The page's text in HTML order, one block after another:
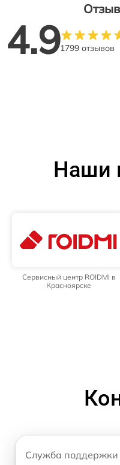
4.91799 отзывов
Наши
Сервисный центр ROIDMI в
Красноярске
Служба поддержки